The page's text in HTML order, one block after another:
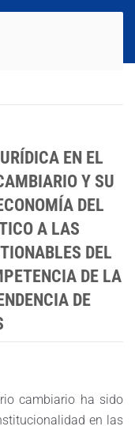
EN EL
Y SU
DEL
A LAS
DEL
DE LA
DE
cambiario ha sido
en las